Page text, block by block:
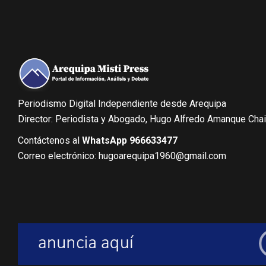
Periodismo Digital Independiente desde Arequipa
Director: Periodista y Abogado, Hugo Alfredo Amanque
Contáctenos al WhatsApp 966633477
Correo electrónico: hugoarequipa1960@gmail.com